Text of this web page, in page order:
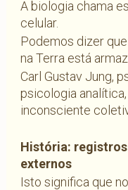
A biologia chama
celular.
Podemos dizer
na Terra está
Carl Gustav Jung,
psicologia analítica,
inconsciente
História:
externos
Isto significa que